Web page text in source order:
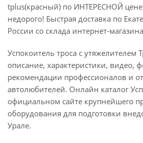
tplus(красный) по ИНТЕРЕСНОЙ цене
недорого! Быстрая доставка по
России со склада интернет-
Успокоитель троса с утяжелителем
описание, характеристики, видео,
рекомендации профессионалов и
автолюбителей. Онлайн каталог
официальном сайте крупнейшего
оборудования для подготовки
Урале.